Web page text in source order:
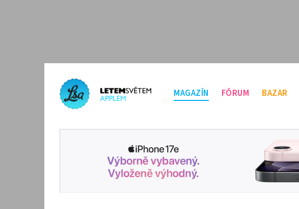
MAGAZÍN FÓRUM BAZAR